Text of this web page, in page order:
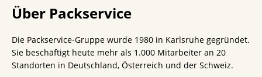
Über Packservice
Die Packservice-Gruppe wurde 1980 in Karlsruhe gegründet.
Sie beschäftigt heute mehr als 1.000 Mitarbeiter an 20
Standorten in Deutschland, Österreich und der Schweiz.